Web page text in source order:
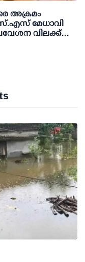
അക്രമം
മേധാവി
വിലക്ക്